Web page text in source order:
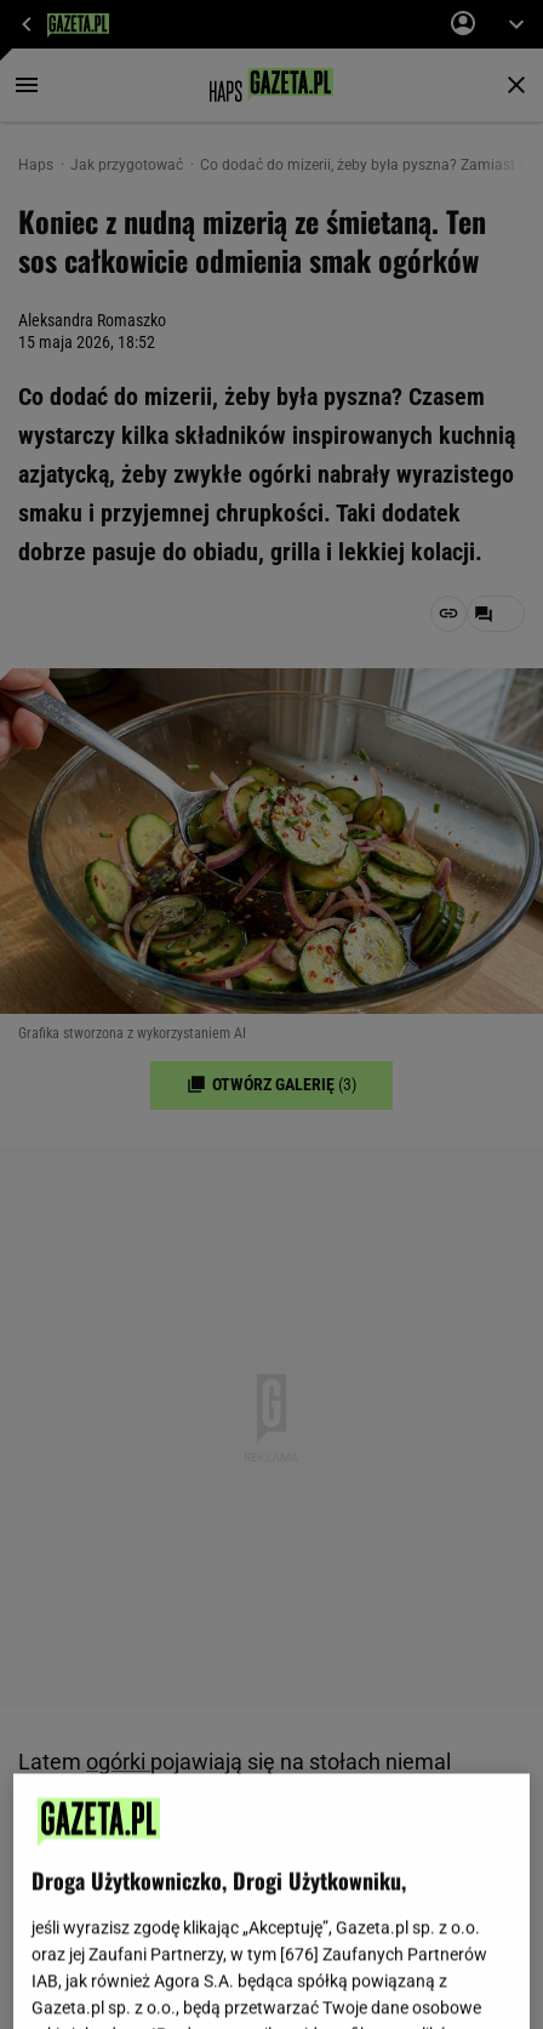
Haps Jak przygotować Co dodać do mizerii, żeby była pyszna? Zamiast
Koniec z nudną mizerią ze śmietaną. Ten
sos całkowicie odmienia smak ogórków
Aleksandra Romaszko
15 maja 2026, 18:52
Co dodać do mizerii, żeby była pyszna? Czasem
wystarczy kilka składników inspirowanych kuchnią
azjatycką, żeby zwykłe ogórki nabrały wyrazistego
smaku i przyjemnej chrupkości. Taki dodatek
dobrze pasuje do obiadu, grilla i lekkiej kolacji.
Grafika stworzona z wykorzystaniem AI
OTWÓRZ GALERIĘ (3)
Latem ogórki pojawiają się na stołach niemal
codziennie. Jedni przygotowują klasyczną mizerię,
inni wybierają lekkie sałatki do mięsa albo
grillowanych
warzyw
Coraz popularniejsze stają się
też przepisy inspirowane kuchnią azjatycką, w
których liczy się intensywniejszy smak i wyraźny
aromat przypraw.Sos sojowy, sezam i odrobina chilli
dobrze łączą się ze świeżymi warzywami i
Droga Użytkowniczko, Drogi Użytkowniku,
jeśli wyrazisz zgodę klikając „Akceptuję”, Gazeta.pl sp. z o.o.
oraz jej Zaufani Partnerzy, w tym [676] Zaufanych Partnerów
IAB, jak również Agora S.A. będąca spółką powiązaną z
Gazeta.pl sp. z o.o., będą przetwarzać Twoje dane osobowe